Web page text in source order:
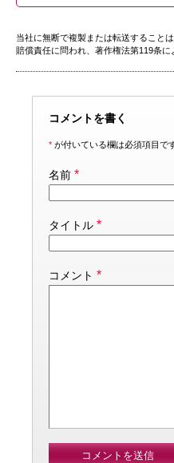
当社に無断で複製または転送すること
賠償責任に問われ、著作権法第119条に
コメントを書く
* が付いている欄は必須項目で
名前 *
タイトル *
コメント *